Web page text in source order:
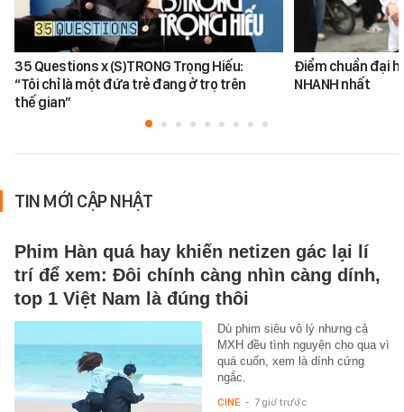
35 Questions x (S)TRONG Trọng Hiếu:
“Tôi chỉ là một đứa trẻ đang ở trọ trên
thế gian”
Điểm chuẩn đại
NHANH nhất
TIN MỚI CẬP NHẬT
Phim Hàn quá hay khiến netizen gác lại lí
trí để xem: Đôi chính càng nhìn càng dính,
top 1 Việt Nam là đúng thôi
Dù phim siêu vô lý nhưng cả
MXH đều tình nguyện cho qua vì
quá cuốn, xem là dính cứng
ngắc.
CINE - 7 giờ trước